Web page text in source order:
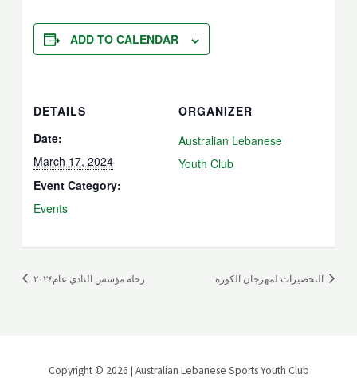
ADD TO CALENDAR
DETAILS
Date:
March 17, 2024
Event Category:
Events
ORGANIZER
Australian Lebanese
Youth Club
رحلة مؤسس النادي عام٢٠٢٤
Copyright © 2026 | Australian Lebanese Sports Youth Club